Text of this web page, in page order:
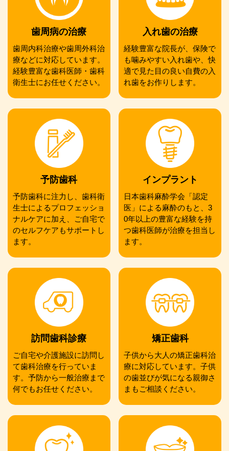
歯周病の治療
歯周内科治療や歯周外科治
療などに対応しています。
経験豊富な歯科医師・歯科
衛生士にお任せください。
入れ歯の治療
経験豊富な院長が、保険で
も噛みやすい入れ歯や、快
適で見た目の良い自費の入
れ歯をお作りします。
予防歯科
予防歯科に注力し、歯科衛
生士によるプロフェッショ
ナルケアに加え、ご自宅で
のセルフケアもサポートし
ます。
インプラント
日本歯科麻酔学会「認定
医」による麻酔のもと、3
0年以上の豊富な経験を持
つ歯科医師が治療を担当し
ます。
訪問歯科診療
ご自宅や介護施設に訪問し
て歯科治療を行っていま
す。予防から一般治療まで
何でもお任せください。
矯正歯科
子供から大人の矯正歯科治
療に対応しています。子供
の歯並びが気になる親御さ
まもご相談ください。